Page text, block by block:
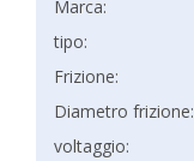
Marca:
tipo:
Frizione:
Diametro frizione:
voltaggio: